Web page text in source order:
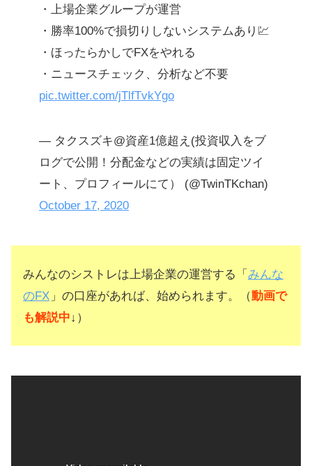
・上場企業グループが運営
・勝率100%で損切りしないシステムあり💹
・ほったらかしでFXをやれる
・ニュースチェック、分析など不要
pic.twitter.com/jTlfTvkYgo
— タクスズキ@資産1億超え(投資収入をブ
ログで公開！分配金などの実績は固定ツイ
ート、プロフィールにて） (@TwinTKchan)
October 17, 2020
みんなのシストレは上場企業の運営する「 みんな
のFX 」の口座があれば、始められます。（動画で
も解説中↓）